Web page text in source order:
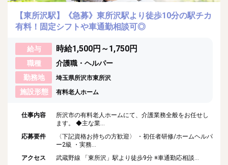
【東所沢駅】《急募》東所沢駅より徒歩10分の駅チカ
有料！固定シフトや車通勤相談可◎
給与 時給1,500円～1,750円
職種
介護職・ヘルパー
勤務地
埼玉県所沢市東所沢
施設形態 有料老人ホーム
仕事内容
所沢市の有料老人ホームにて、介護業務全般をお任せし
ます。 ◆主な業...
応募要件
〈下記資格お持ちの方歓迎〉 ・初任者研修/ホームヘルパ
ー2級 ・実務...
アクセス
武蔵野線 「東所沢」駅より徒歩9分 ※車通勤応相談...